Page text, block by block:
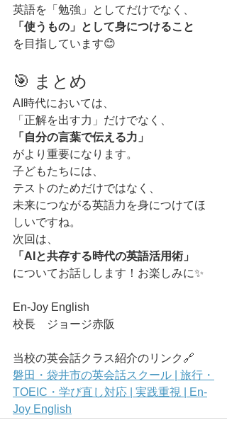
英語を「勉強」としてだけでなく、
「使うもの」として身につけること
を目指しています😊
🎯 まとめ
AI時代においては、
「正解を出す力」だけでなく、
「自分の言葉で伝える力」
がより重要になります。
子どもたちには、
テストのためだけではなく、
未来につながる英語力を身につけてほ
しいですね。
次回は、
「AIと共存する時代の英語活用術」
についてお話しします！お楽しみに✨
En-Joy English
校長　ジョージ赤阪
当校の英会話クラス紹介のリンク🔗
磐田・袋井市の英会話スクール | 旅行・
TOEIC・学び直し対応 | 実践重視 | En-
Joy English